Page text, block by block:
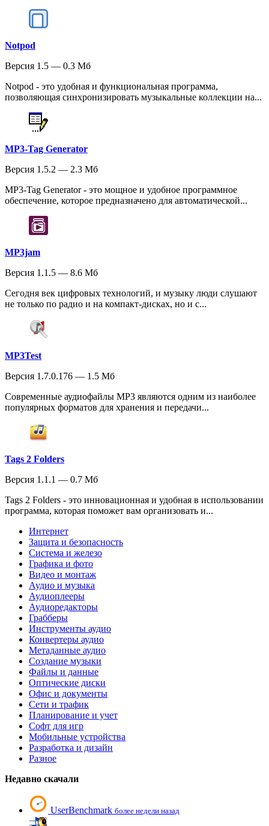
Notpod
Версия 1.5 — 0.3 Мб
Notpod - это удобная и функциональная программа,
позволяющая синхронизировать музыкальные коллекции на...
MP3-Tag Generator
Версия 1.5.2 — 2.3 Мб
MP3-Tag Generator - это мощное и удобное программное
обеспечение, которое предназначено для автоматической...
MP3jam
Версия 1.1.5 — 8.6 Мб
Сегодня век цифровых технологий, и музыку люди слушают
не только по радио и на компакт-дисках, но и с...
MP3Test
Версия 1.7.0.176 — 1.5 Мб
Современные аудиофайлы MP3 являются одним из наиболее
популярных форматов для хранения и передачи...
Tags 2 Folders
Версия 1.1.1 — 0.7 Мб
Tags 2 Folders - это инновационная и удобная в использовании
программа, которая поможет вам организовать и...
Интернет
Защита и безопасность
Система и железо
Графика и фото
Видео и монтаж
Аудио и музыка
Аудиоплееры
Аудиоредакторы
Грабберы
Инструменты аудио
Конвертеры аудио
Метаданные аудио
Создание музыки
Файлы и данные
Оптические диски
Офис и документы
Сети и трафик
Планирование и учет
Софт для игр
Мобильные устройства
Разработка и дизайн
Разное
Недавно скачали
UserBenchmark более недели назад